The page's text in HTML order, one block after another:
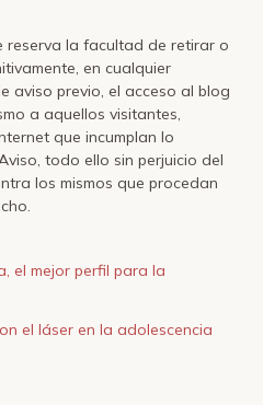
reserva la facultad de retirar o
en cualquier
aviso previo, el acceso al blog
a aquellos visitantes,
que incumplan lo
todo ello sin perjuicio del
los mismos que procedan
el mejor perfil para la
el láser en la adolescencia